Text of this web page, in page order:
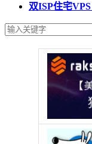
双ISP住宅VPS